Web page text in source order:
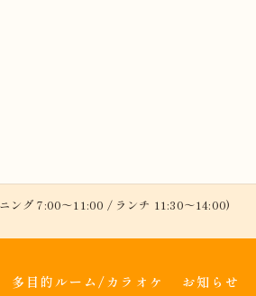
ング 7:00～11:00 / ランチ 11:30～14:00)
多目的ルーム/カラオケ お知らせ